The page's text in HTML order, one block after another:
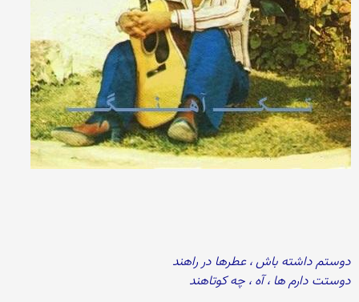
دوستم داشته باش ، عطرها در راهند
دوستت دارم ها ، آه ، چه كوتاهند